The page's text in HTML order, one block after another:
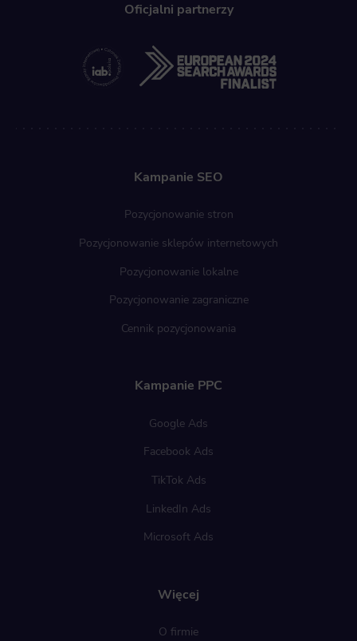
Oficjalni partnerzy
Kampanie SEO
Pozycjonowanie stron
Pozycjonowanie sklepów internetowych
Pozycjonowanie lokalne
Pozycjonowanie zagraniczne
Cennik pozycjonowania
Więcej
O firmie
Kampanie PPC
Google Ads
Facebook Ads
TikTok Ads
LinkedIn Ads
Microsoft Ads